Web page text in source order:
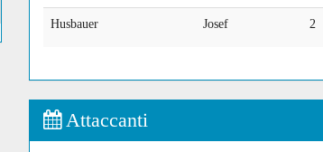
Husbauer Josef 2
Attaccanti